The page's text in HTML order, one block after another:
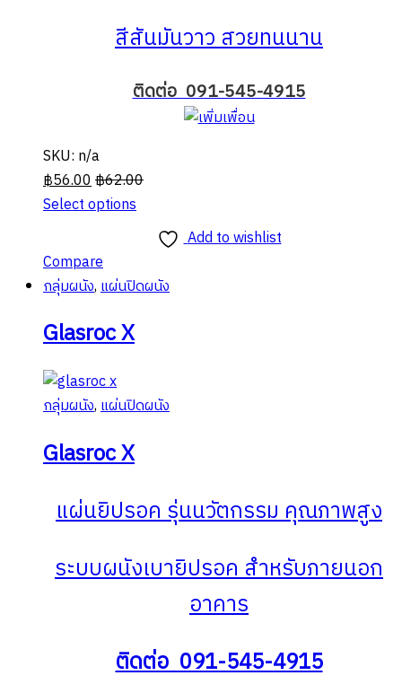
สีสันมันวาว สวยทนนาน
ติดต่อ 091-545-4915
SKU: n/a
฿56.00฿62.00
Select options
product
has
multiple
variants.
The
options
may
be
chosen
on
product
Add to wishlist
Compare
กลุ่มผนัง,แผ่นปิดผนัง
Glasroc X
กลุ่มผนัง,แผ่นปิดผนัง
Glasroc X
แผ่นยิปรอค รุ่นนวัตกรรม คุณภาพสูง
ระบบผนังเบายิปรอค สําหรับภายนอก
อาคาร
ติดต่อ 091-545-4915